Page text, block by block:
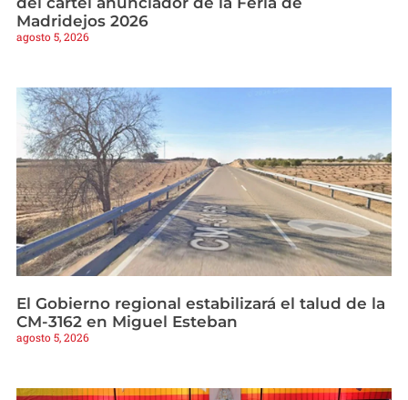
Madridejos 2026
agosto 5, 2026
El Gobierno regional estabilizará el talud de la
CM-3162 en Miguel Esteban
agosto 5, 2026